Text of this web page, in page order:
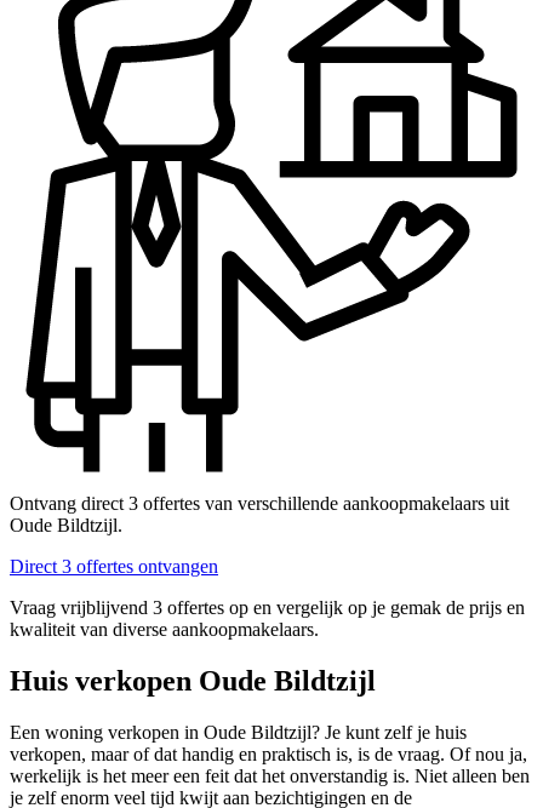
Ontvang direct 3 offertes van verschillende aankoopmakelaars uit
Oude Bildtzijl.
Direct 3 offertes ontvangen
Vraag vrijblijvend 3 offertes op en vergelijk op je gemak de prijs en
kwaliteit van diverse aankoopmakelaars.
Huis verkopen Oude Bildtzijl
Een woning verkopen in Oude Bildtzijl? Je kunt zelf je huis
verkopen, maar of dat handig en praktisch is, is de vraag. Of nou ja,
werkelijk is het meer een feit dat het onverstandig is. Niet alleen ben
je zelf enorm veel tijd kwijt aan bezichtigingen en de